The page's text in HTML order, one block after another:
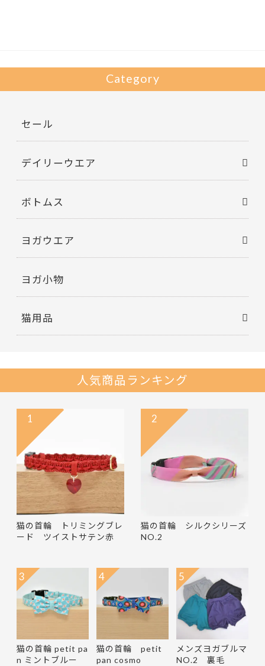
Category
セール
デイリーウエア
ボトムス
ヨガウエア
ヨガ小物
猫用品
人気商品ランキング
猫の首輪 トリミングブレ
ード ツイストサテン赤
1
猫の首輪 シルクシリーズ
NO.2
2
猫の首輪 petit pa
n ミントブルー
3
猫の首輪 petit
pan cosmo
4
メンズヨガブルマ
NO.2 裏毛
5